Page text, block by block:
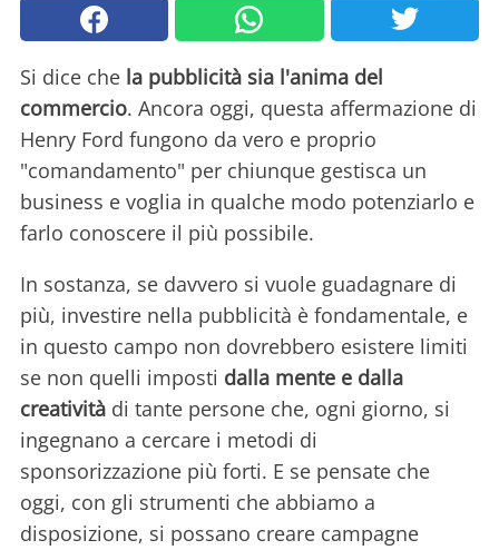
Si dice che la pubblicità sia l'anima del
commercio. Ancora oggi, questa affermazione di
Henry Ford fungono da vero e proprio
"comandamento" per chiunque gestisca un
business e voglia in qualche modo potenziarlo e
farlo conoscere il più possibile.
In sostanza, se davvero si vuole guadagnare di
più, investire nella pubblicità è fondamentale, e
in questo campo non dovrebbero esistere limiti
se non quelli imposti dalla mente e dalla
creatività di tante persone che, ogni giorno, si
ingegnano a cercare i metodi di
sponsorizzazione più forti. E se pensate che
oggi, con gli strumenti che abbiamo a
disposizione, si possano creare campagne